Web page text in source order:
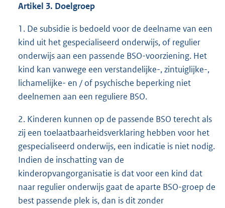
Artikel 3. Doelgroep
1. De subsidie is bedoeld voor de deelname van een
kind uit het gespecialiseerd onderwijs, of regulier
onderwijs aan een passende BSO-voorziening. Het
kind kan vanwege een verstandelijke-, zintuiglijke-,
lichamelijke- en / of psychische beperking niet
deelnemen aan een reguliere BSO.
2. Kinderen kunnen op de passende BSO terecht als
zij een toelaatbaarheidsverklaring hebben voor het
gespecialiseerd onderwijs, een indicatie is niet nodig.
Indien de inschatting van de
kinderopvangorganisatie is dat voor een kind dat
naar regulier onderwijs gaat de aparte BSO-groep de
best passende plek is, dan is dit zonder